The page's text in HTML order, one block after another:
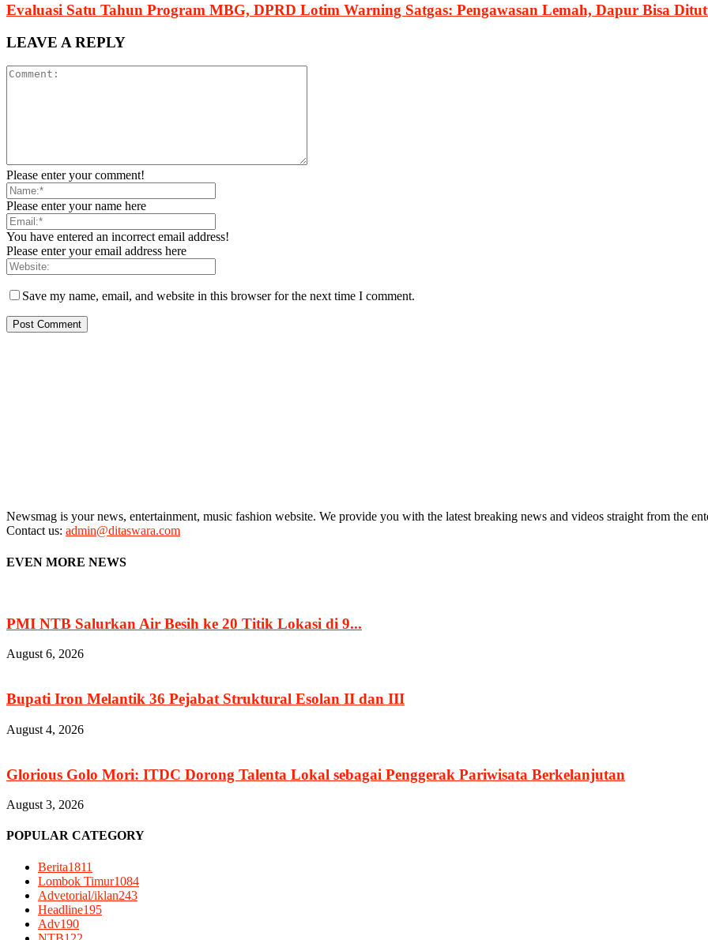
Evaluasi Satu Tahun Program MBG, DPRD Lotim Warning Satgas: Pengawasan Lemah, Dapur Bisa
LEAVE A REPLY
Please enter your comment!
Please enter your name here
You have entered an incorrect email address!
Please enter your email address here
Save my name, email, and website in this browser for the next time I comment.
Newsmag is your news, entertainment, music fashion website. We provide you with the latest breaking news and videos straight from the
Contact us: admin@ditaswara.com
EVEN MORE NEWS
PMI NTB Salurkan Air Besih ke 20 Titik Lokasi di 9...
August 6, 2026
Bupati Iron Melantik 36 Pejabat Struktural Esolan II dan III
August 4, 2026
Glorious Golo Mori: ITDC Dorong Talenta Lokal sebagai Penggerak Pariwisata Berkelanjutan
August 3, 2026
POPULAR CATEGORY
Berita1811
Lombok Timur1084
Advetorial/iklan243
Headline195
Adv190